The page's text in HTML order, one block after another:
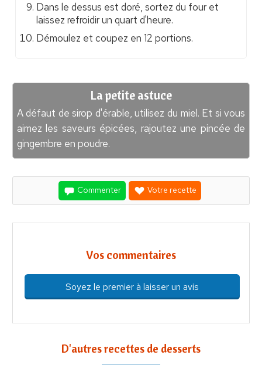
Dans le dessus est doré, sortez du four et
laissez refroidir un quart d'heure.
Démoulez et coupez en 12 portions.
La petite astuce
A défaut de sirop d'érable, utilisez du miel. Et si vous
aimez les saveurs épicées, rajoutez une pincée de
gingembre en poudre.
Commenter Votre recette
Vos commentaires
Soyez le premier à laisser un avis
D'autres recettes de desserts